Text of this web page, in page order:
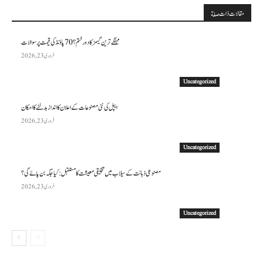
مقالات ذات صلة
Uncategorized
مہنگے ترین گیمز کا دور ختم؟ 70 پاؤنڈ کی قیمت پر سوالات
فروری 23, 2026
Uncategorized
ایپل کی نئی مصنوعات کے اعلان کا انداز بدلنے کا امکان
فروری 23, 2026
Uncategorized
مصنوعی ذہانت کے سیلاب میں تخلیقی معیشت کا مستقبل: کیا جگہ بن پائے گی؟
فروری 23, 2026